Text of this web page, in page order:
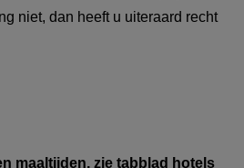
niet, dan heeft u uiteraard recht
maaltijden, zie tabblad hotels